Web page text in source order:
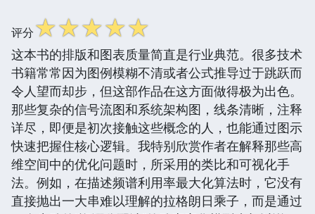
评分☆☆☆☆☆
这本书的排版和图表质量简直是行业典范。很多技术
书籍常常因为图例模糊不清或者公式推导过于跳跃而
令人望而却步，但这部作品在这方面做得极为出色。
那些复杂的信号流图和系统架构图，线条清晰，注释
详尽，即便是初次接触这些概念的人，也能通过图示
快速把握住核心逻辑。我特别欣赏作者在解释那些高
维空间中的优化问题时，所采用的类比和可视化手
法。例如，在描述频谱利用率最大化算法时，它没有
直接抛出一大串难以理解的拉格朗日乘子，而是通过